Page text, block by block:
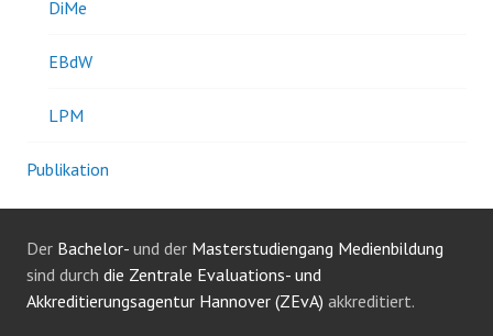
DiMe
EBdW
LPM
Publikation
Der Bachelor- und der Masterstudiengang Medienbildung
sind durch die Zentrale Evaluations- und
Akkreditierungsagentur Hannover (ZEvA) akkreditiert.